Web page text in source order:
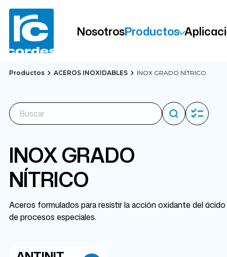
NosotrosProductos
Productos ACEROS INOXIDABLES INOX GRADO NÍTRICO
INOX GRADO
NÍTRICO
Aceros formulados para resistir la acción oxidante del
de procesos especiales.